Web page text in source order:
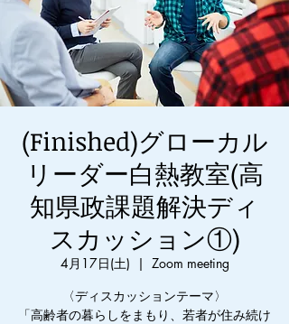
(Finished)グローカル
リーダー白熱教室(高
知県政課題解決ディ
スカッション①)
4月17日(土)
  |
Zoom meeting
〈ディスカッションテーマ〉
「高齢者の暮らしをまもり、若者が住み続け